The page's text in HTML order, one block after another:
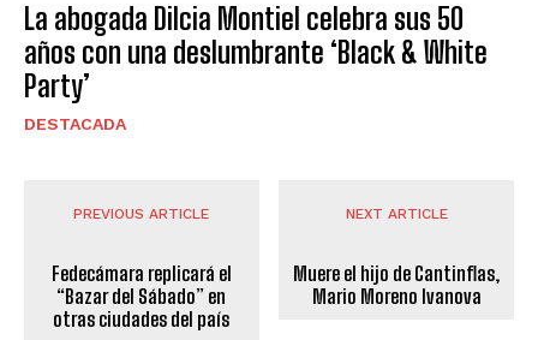
La abogada Dilcia Montiel celebra sus 50
años con una deslumbrante ‘Black & White
Party’
DESTACADA
PREVIOUS ARTICLE
Fedecámara replicará el
“Bazar del Sábado” en
otras ciudades del país
NEXT ARTICLE
Muere el hijo de Cantinflas,
Mario Moreno Ivanova